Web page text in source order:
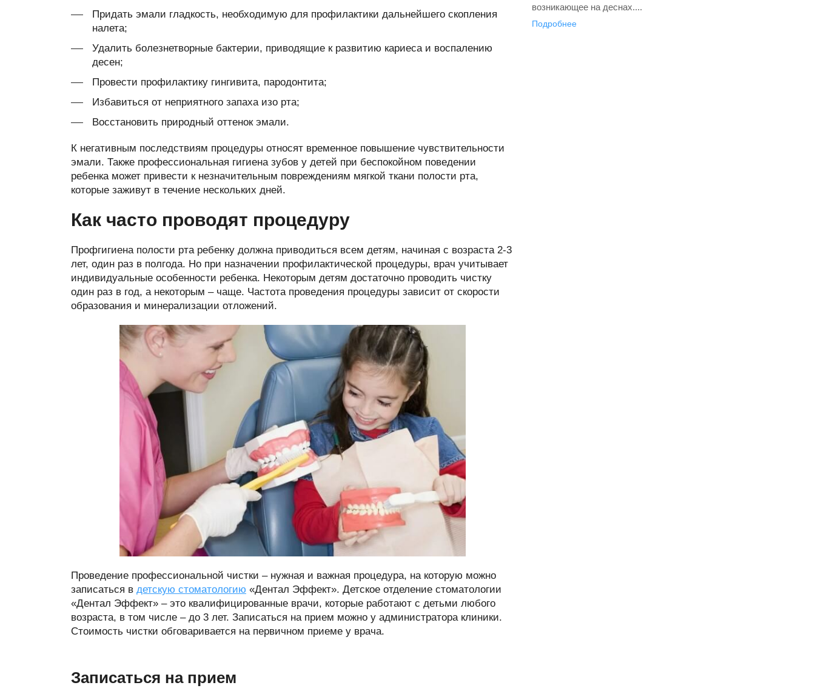
Придать эмали гладкость, необходимую для профилактики дальнейшего скопления
налета;
Удалить болезнетворные бактерии, приводящие к развитию кариеса и воспалению
десен;
Провести профилактику гингивита, пародонтита;
Избавиться от неприятного запаха изо рта;
Восстановить природный оттенок эмали.
К негативным последствиям процедуры относят временное повышение чувствительности
эмали. Также профессиональная гигиена зубов у детей при беспокойном поведении
ребенка может привести к незначительным повреждениям мягкой ткани полости рта,
которые заживут в течение нескольких дней.
Как часто проводят процедуру
Профгигиена полости рта ребенку должна приводиться всем детям, начиная с возраста 2-3
лет, один раз в полгода. Но при назначении профилактической процедуры, врач учитывает
индивидуальные особенности ребенка. Некоторым детям достаточно проводить чистку
один раз в год, а некоторым – чаще. Частота проведения процедуры зависит от скорости
образования и минерализации отложений.
Проведение профессиональной чистки – нужная и важная процедура, на которую можно
записаться в детскую стоматологию «Дентал Эффект». Детское отделение стоматологии
«Дентал Эффект» – это квалифицированные врачи, которые работают с детьми любого
возраста, в том числе – до 3 лет. Записаться на прием можно у администратора клиники.
Стоимость чистки обговаривается на первичном приеме у врача.
Записаться на прием
возникающее на деснах....
Подробнее